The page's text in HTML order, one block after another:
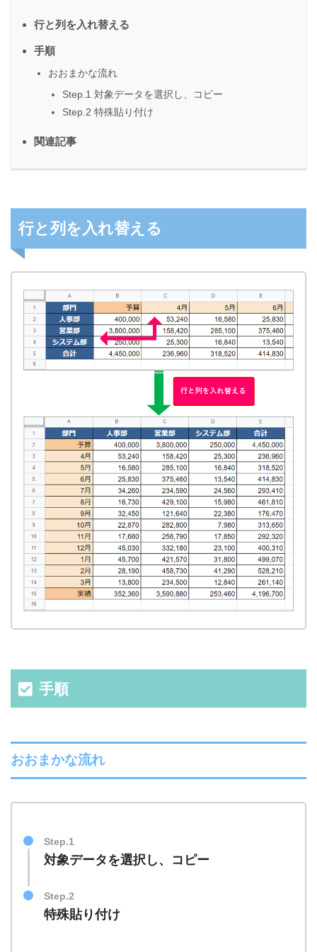
行と列を入れ替える
手順
おおまかな流れ
Step.1 対象データを選択し、コピー
Step.2 特殊貼り付け
関連記事
行と列を入れ替える
手順
おおまかな流れ
Step.1
対象データを選択し、コピー
Step.2
特殊貼り付け